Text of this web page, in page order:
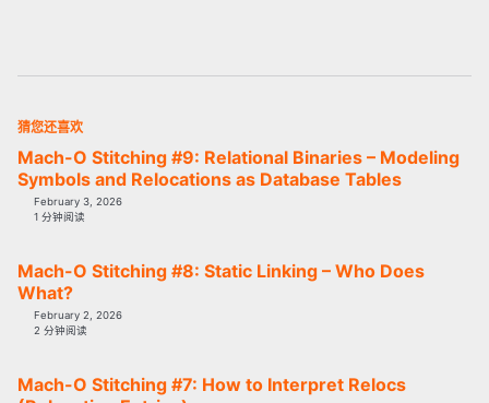
猜您还喜欢
Mach-O Stitching #9: Relational Binaries – Modeling
Symbols and Relocations as Database Tables
February 3, 2026
1 分钟阅读
Mach-O Stitching #8: Static Linking – Who Does
What?
February 2, 2026
2 分钟阅读
Mach-O Stitching #7: How to Interpret Relocs